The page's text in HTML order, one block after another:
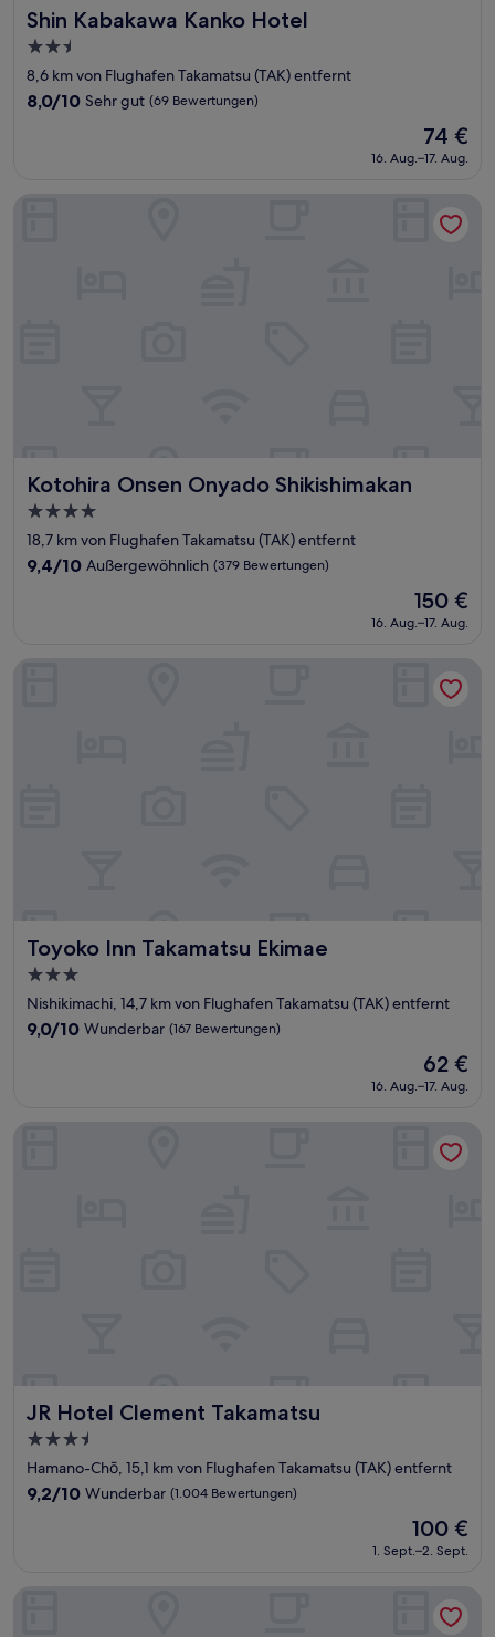
Shin Kabakawa Kanko Hotel
Shin Kabakawa Kanko Hotel
2.5-
Sterne-
Unterkunft
8,6 km von Flughafen Takamatsu (TAK) entfernt
8.0
(69
8,0/10 Sehr gut (69 Bewertungen)
Der
Preis
beträgt
74 €
16. Aug.–17. Aug.
Kotohira Onsen Onyado Shikishimakan
Kotohira Onsen Onyado Shikishimakan
4.0-
Sterne-
Unterkunft
18,7 km von Flughafen Takamatsu (TAK) entfernt
9.4
Bewertungen)
9,4/10 Außergewöhnlich (379 Bewertungen)
Der
Preis
beträgt
150 €
16. Aug.–17. Aug.
Toyoko Inn Takamatsu Ekimae
Toyoko Inn Takamatsu Ekimae
3.0-
Sterne-
Unterkunft
Nishikimachi, 14,7 km von Flughafen Takamatsu (TAK) entfernt
9.0
Bewertungen)
9,0/10 Wunderbar (167 Bewertungen)
Der
Preis
beträgt
62 €
16. Aug.–17. Aug.
Toyoko Inn Takamatsu Ekimae
JR Hotel Clement Takamatsu
JR Hotel Clement Takamatsu
3.5-
Sterne-
Unterkunft
Hamano-Chō, 15,1 km von Flughafen Takamatsu (TAK) entfernt
9.2
Bewertungen)
9,2/10 Wunderbar (1.004 Bewertungen)
Der
Preis
beträgt
100 €
1. Sept.–2. Sept.
777 Takamatsu Guest House